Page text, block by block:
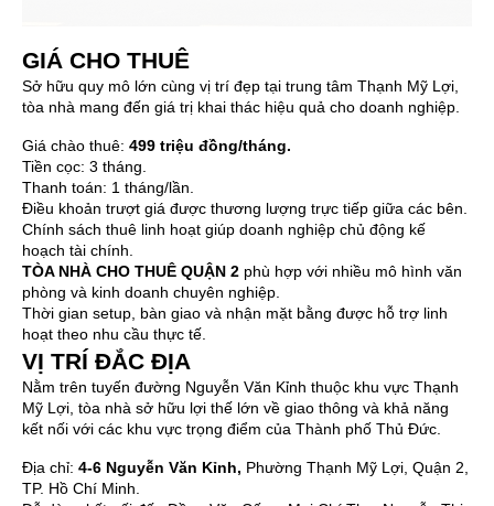
GIÁ CHO THUÊ
Sở hữu quy mô lớn cùng vị trí đẹp tại trung tâm Thạnh Mỹ Lợi,
tòa nhà mang đến giá trị khai thác hiệu quả cho doanh nghiệp.
Giá chào thuê: 499 triệu đồng/tháng.
Tiền cọc: 3 tháng.
Thanh toán: 1 tháng/lần.
Điều khoản trượt giá được thương lượng trực tiếp giữa các bên.
Chính sách thuê linh hoạt giúp doanh nghiệp chủ động kế
hoạch tài chính.
TÒA NHÀ CHO THUÊ QUẬN 2 phù hợp với nhiều mô hình văn
phòng và kinh doanh chuyên nghiệp.
Thời gian setup, bàn giao và nhận mặt bằng được hỗ trợ linh
hoạt theo nhu cầu thực tế.
VỊ TRÍ ĐẮC ĐỊA
Nằm trên tuyến đường Nguyễn Văn Kỉnh thuộc khu vực Thạnh
Mỹ Lợi, tòa nhà sở hữu lợi thế lớn về giao thông và khả năng
kết nối với các khu vực trọng điểm của Thành phố Thủ Đức.
Địa chỉ: 4-6 Nguyễn Văn Kỉnh, Phường Thạnh Mỹ Lợi, Quận 2,
TP. Hồ Chí Minh.